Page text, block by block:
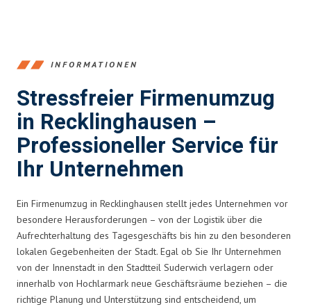
INFORMATIONEN
Stressfreier Firmenumzug
in Recklinghausen –
Professioneller Service für
Ihr Unternehmen
Ein Firmenumzug in Recklinghausen stellt jedes Unternehmen vor
besondere Herausforderungen – von der Logistik über die
Aufrechterhaltung des Tagesgeschäfts bis hin zu den besonderen
lokalen Gegebenheiten der Stadt. Egal ob Sie Ihr Unternehmen
von der Innenstadt in den Stadtteil Suderwich verlagern oder
innerhalb von Hochlarmark neue Geschäftsräume beziehen – die
richtige Planung und Unterstützung sind entscheidend, um